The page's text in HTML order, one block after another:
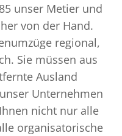
unser Metier und
von der Hand.
regional,
Sie müssen aus
Ausland
Unternehmen
nicht nur alle
organisatorische